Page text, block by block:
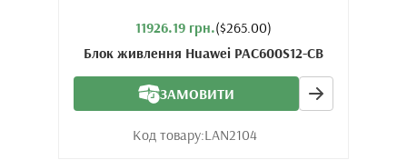
11926.19 грн.($265.00)
Блок живлення Huawei PAC600S12-CB
ЗАМОВИТИ
Код товару:LAN2104